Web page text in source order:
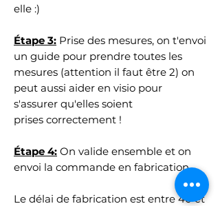
elle :)
Étape 3: Prise des mesures, on t'envoi
un guide pour prendre toutes les
mesures (attention il faut être 2) on
peut aussi aider en visio pour
s'assurer qu'elles soient
prises correctement !
Étape 4: On valide ensemble et on
envoi la commande en fabrication
Le délai de fabrication est entre 40 et